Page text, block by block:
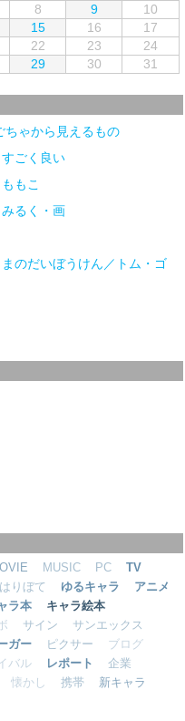
8 9
10
15 16
17
22 23
24
29 30 31
ちゃから見えるもの
ごく良い
もこ
るく・画
のだいぼうけん／トム・ゴ
MUSIC PC
TV
はりぼて ゆるキャラ
アニメ
ラ本
キャラ絵本
サイン
サンエックス
ガー ピクサー
ブログ
バル レポート
企業
懐かし 携帯
新キャラ